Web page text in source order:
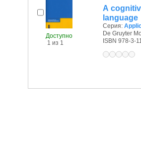
Доступно
1 из 1
A
language
Серия:
De Gruyter
ISBN 978-3-